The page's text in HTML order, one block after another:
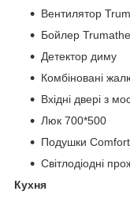
Вентилятор
Бойлер
Детектор диму
Комбіновані
Вхідні двері з
Люк 700*500
Подушки
Світлодіодні
Кухня